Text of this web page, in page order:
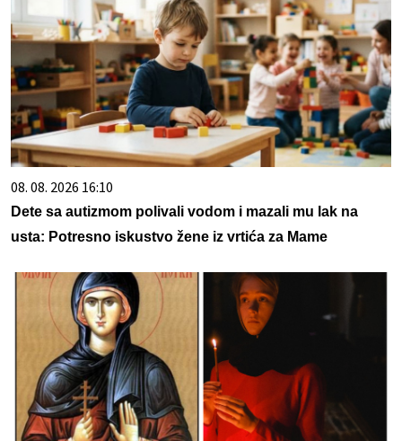
08. 08. 2026 16:10
Dete sa autizmom polivali vodom i mazali mu lak na
usta: Potresno iskustvo žene iz vrtića za Mame